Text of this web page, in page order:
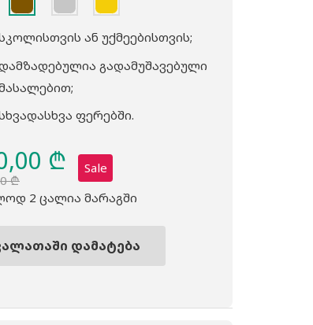
ან უქმეებისთვის;
გადამუშავებული
ფერებში.
₾
₾.
₾
₾.
Sale
2 ცალია მარაგში
დამატება